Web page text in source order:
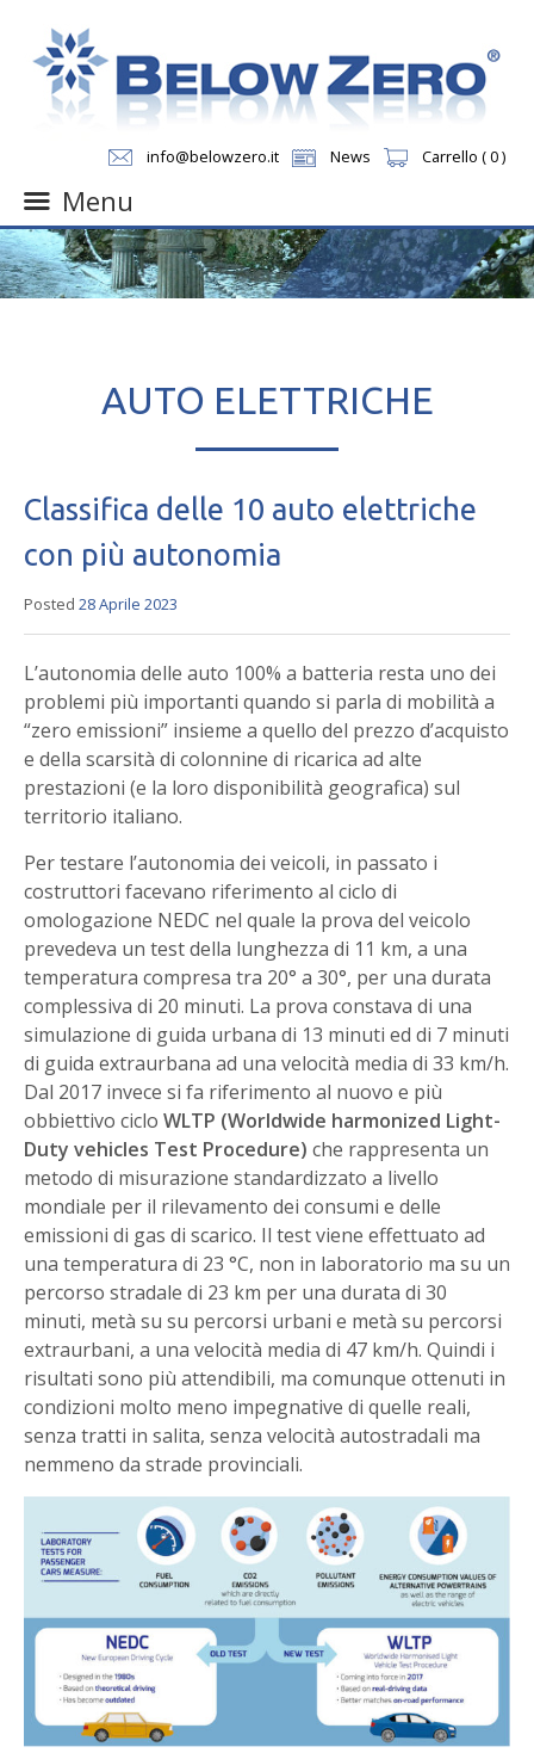
info@belowzero.it News Carrello ( 0 )
Menu
Skip
to
content
AUTO ELETTRICHE
Classifica delle 10 auto elettriche
con più autonomia
Posted 28 Aprile 2023
L’autonomia delle auto 100% a batteria resta uno dei
problemi più importanti quando si parla di mobilità a
“zero emissioni” insieme a quello del prezzo d’acquisto
e della scarsità di colonnine di ricarica ad alte
prestazioni (e la loro disponibilità geografica) sul
territorio italiano.
Per testare l’autonomia dei veicoli, in passato i
costruttori facevano riferimento al ciclo di
omologazione NEDC nel quale la prova del veicolo
prevedeva un test della lunghezza di 11 km, a una
temperatura compresa tra 20° a 30°, per una durata
complessiva di 20 minuti. La prova constava di una
simulazione di guida urbana di 13 minuti ed di 7 minuti
di guida extraurbana ad una velocità media di 33 km/h.
Dal 2017 invece si fa riferimento al nuovo e più
obbiettivo ciclo WLTP (Worldwide harmonized Light-
Duty vehicles Test Procedure) che rappresenta un
metodo di misurazione standardizzato a livello
mondiale per il rilevamento dei consumi e delle
emissioni di gas di scarico. Il test viene effettuato ad
una temperatura di 23 °C, non in laboratorio ma su un
percorso stradale di 23 km per una durata di 30
minuti, metà su su percorsi urbani e metà su percorsi
extraurbani, a una velocità media di 47 km/h. Quindi i
risultati sono più attendibili, ma comunque ottenuti in
condizioni molto meno impegnative di quelle reali,
senza tratti in salita, senza velocità autostradali ma
nemmeno da strade provinciali.